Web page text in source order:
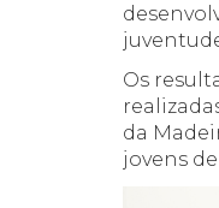
Os
da
jovens